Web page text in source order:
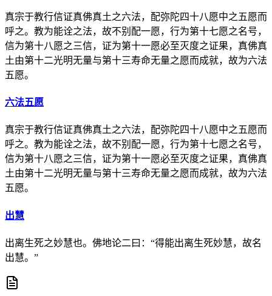
真宗于教行信证真佛真土之六法，配弥陀四十八愿中之五愿而
呼之。教为能诠之法，故不别配一愿，行为第十七愿之名号，
信为第十八愿之三信，证为第十一愿必至灭度之证果，真佛真
土由第十二光明无量与第十三寿命无量之愿而成就，故为六法
五愿。
六法五愿
真宗于教行信证真佛真土之六法，配弥陀四十八愿中之五愿而
呼之。教为能诠之法，故不别配一愿，行为第十七愿之名号，
信为第十八愿之三信，证为第十一愿必至灭度之证果，真佛真
土由第十二光明无量与第十三寿命无量之愿而成就，故为六法
五愿。
出慧
出离生死之妙慧也。佛地论二曰：“得能出离生死妙慧，故名
出慧。”